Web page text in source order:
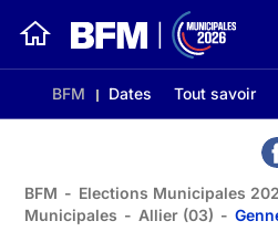
BFM Dates Tout savoir
BFM - Elections Municipales
Municipales - Allier (03) -